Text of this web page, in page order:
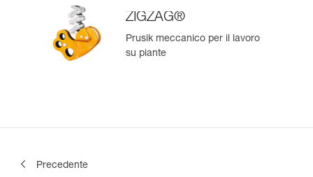
ZIGZAG®
Prusik meccanico per il lavoro
su piante
Precedente